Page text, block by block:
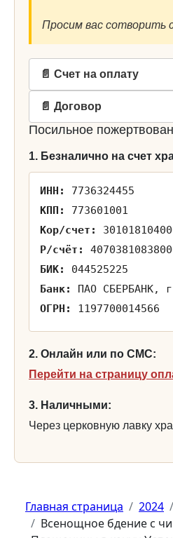
Просим вас сотворить
📄 Счет на оплату
📄 Договор
Посильное
1. Безналично на счет
ИНН:
7736324455
КПП:
773601001
Кор/счет:
Р/счёт:
БИК:
044525225
Банк:
ПАО СБЕРБАНК,
ОГРН:
1197700014566
2. Онлайн или по СМС:
Перейти на страницу
3. Наличными:
Через церковную лавку
Главная страница 2024
Всенощное бдение c